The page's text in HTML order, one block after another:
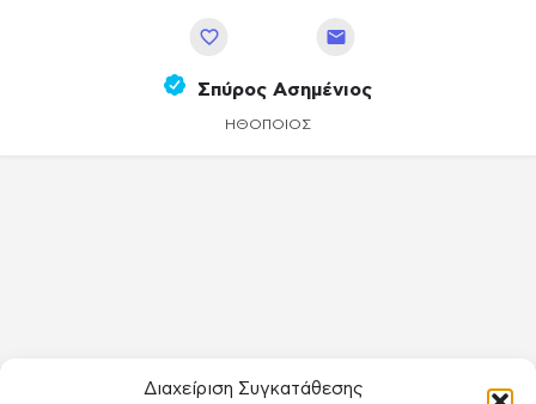
Διαχείριση Συγκατάθεσης
Σπύρος Ασημένιος
ΗΘΟΠΟΙΌΣ